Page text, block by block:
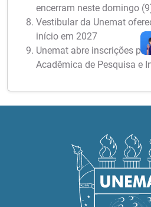
encerram neste domingo
Vestibular da Unemat
início em 2027
Unemat abre inscrições
Acadêmica de Pesquisa e